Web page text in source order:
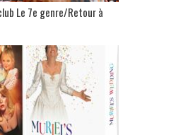
Le 7e genre/Retour à